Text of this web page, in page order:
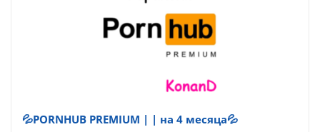
💦PORNHUB PREMIUM | | на 4 месяца💦